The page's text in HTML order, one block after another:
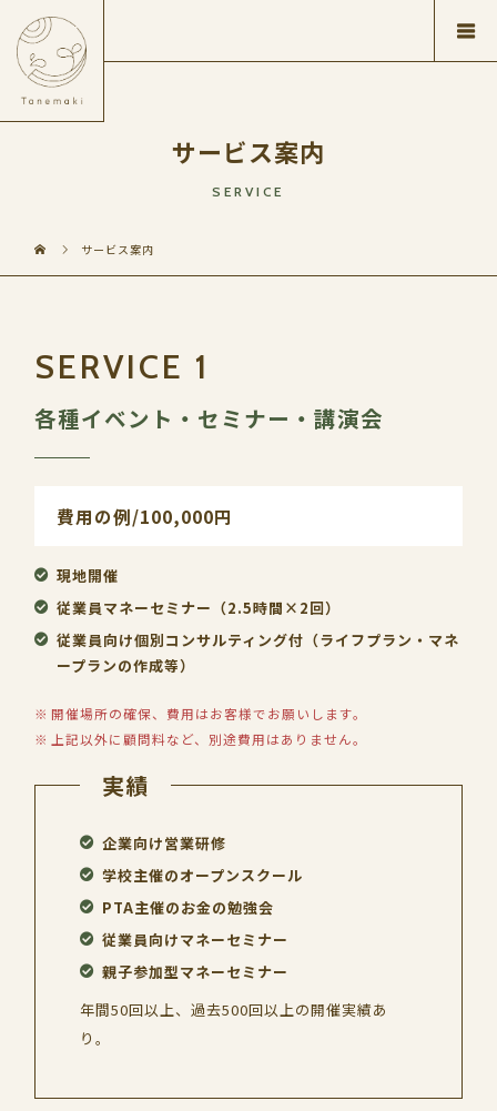
サービス案内
SERVICE
サービス案内
各種イベント・セミナー・講演会
費用の例/100,000円
現地開催
従業員マネーセミナー（2.5時間×2回）
従業員向け個別コンサルティング付（ライフプラン・マネ
ープランの作成等）
開催場所の確保、費用はお客様でお願いします。
上記以外に顧問料など、別途費用はありません。
実績
企業向け営業研修
学校主催のオープンスクール
PTA主催のお金の勉強会
従業員向けマネーセミナー
親子参加型マネーセミナー
年間50回以上、過去500回以上の開催実績あ
り。